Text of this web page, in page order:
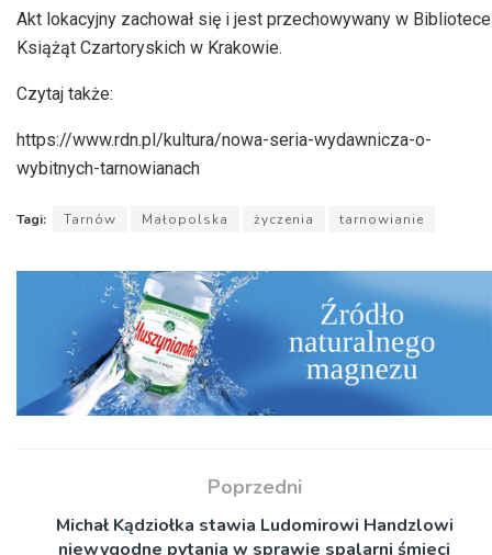
Akt lokacyjny zachował się i jest przechowywany w Bibliotece
Książąt Czartoryskich w Krakowie.
Czytaj także:
https://www.rdn.pl/kultura/nowa-seria-wydawnicza-o-
wybitnych-tarnowianach
Tagi: Tarnów Małopolska życzenia tarnowianie
Poprzedni
Michał Kądziołka stawia Ludomirowi Handzlowi
niewygodne pytania w sprawie spalarni śmieci